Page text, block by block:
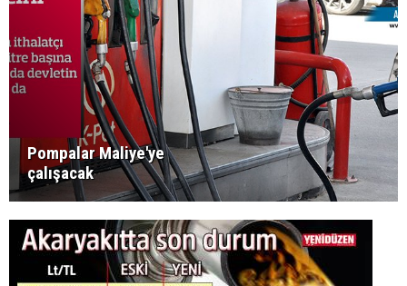
Pompalar Maliye'ye
çalışacak